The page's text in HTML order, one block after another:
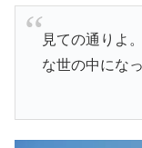
見ての通りよ
な世の中にな